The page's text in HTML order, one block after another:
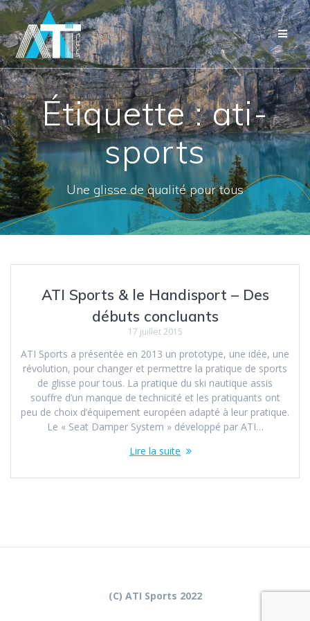
Étiquette :ati-
sports
Une glisse de qualité pour tous
ATI Sports & le Handisport – Des
débuts concluants
17 juillet 2015
ATI Sports a présentée en 2013 un prototype, une idée, une
révolution, pour changer et permettre la pratique de sports
de glisse pour tous. La pratique du ski nautique assis
souffre d’un manque de technicité et les pratiquants ont
peu de choix d’équipement européen adapté à leur pratique.
Le « Seat Damper System » développé par ATI…
Lire la suite